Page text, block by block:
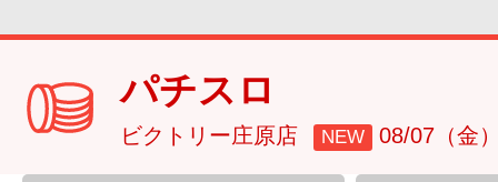
パチスロ
ビクトリー庄原店 NEW 08/07（金